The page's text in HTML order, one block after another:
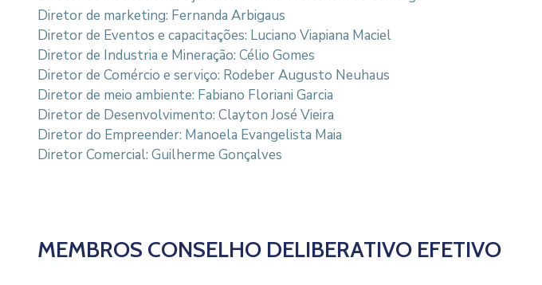
Diretor de marketing: Fernanda Arbigaus
Diretor de Eventos e capacitações: Luciano Viapiana Maciel
Diretor de Industria e Mineração: Célio Gomes
Diretor de Comércio e serviço: Rodeber Augusto Neuhaus
Diretor de meio ambiente: Fabiano Floriani Garcia
Diretor de Desenvolvimento: Clayton José Vieira
Diretor do Empreender: Manoela Evangelista Maia
Diretor Comercial: Guilherme Gonçalves
MEMBROS CONSELHO DELIBERATIVO EFETIVO